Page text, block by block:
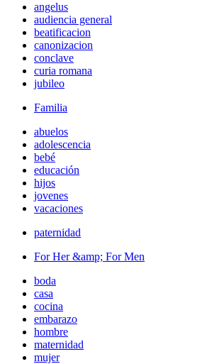
angelus
audiencia general
beatificacion
canonizacion
conclave
curia romana
jubileo
Familia
abuelos
adolescencia
bebé
educación
hijos
jovenes
vacaciones
paternidad
For Her &amp; For Men
boda
casa
cocina
embarazo
hombre
maternidad
mujer